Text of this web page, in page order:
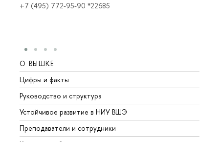
+7 (495) 772-95-90 *22685
О ВЫШКЕ
Цифры и факты
Руководство и структура
Устойчивое развитие в НИУ ВШЭ
Преподаватели и сотрудники